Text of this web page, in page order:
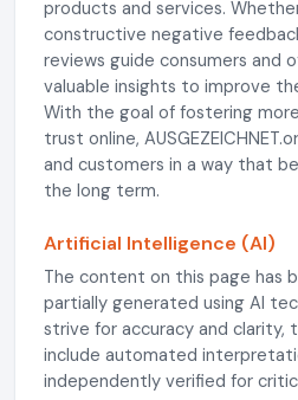
products and services.
constructive negative
reviews guide consumers and
valuable insights to improve
With the goal of fostering
trust online,
and customers in a way that
the long term.
Artificial Intelligence (AI)
The content on this page has
partially generated using AI
strive for accuracy and clarity,
include automated
independently verified for